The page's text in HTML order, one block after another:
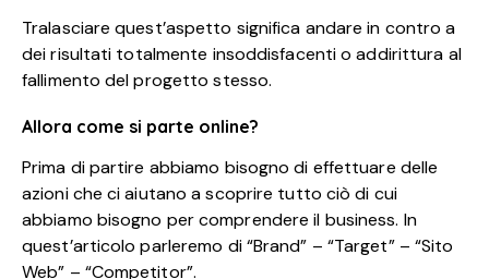
Tralasciare quest’aspetto significa andare in contro a
dei risultati totalmente insoddisfacenti o addirittura al
fallimento del progetto stesso.
Allora come si parte online?
Prima di partire abbiamo bisogno di effettuare delle
azioni che ci aiutano a scoprire tutto ciò di cui
abbiamo bisogno per comprendere il business. In
quest’articolo parleremo di “Brand” – “Target” – “Sito
Web” – “Competitor”.